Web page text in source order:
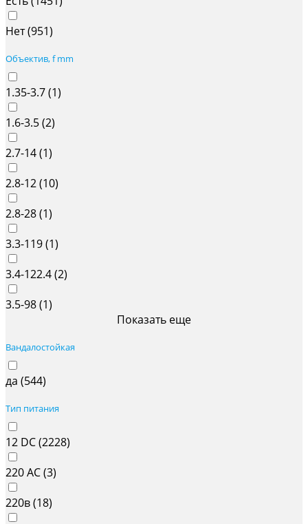
Нет (951)
Объектив, f mm
1.35-3.7 (1)
1.6-3.5 (2)
2.7-14 (1)
2.8-12 (10)
2.8-28 (1)
3.3-119 (1)
3.4-122.4 (2)
3.5-98 (1)
Показать еще
Вандалостойкая
да (544)
Тип питания
12 DC (2228)
220 AC (3)
220в (18)